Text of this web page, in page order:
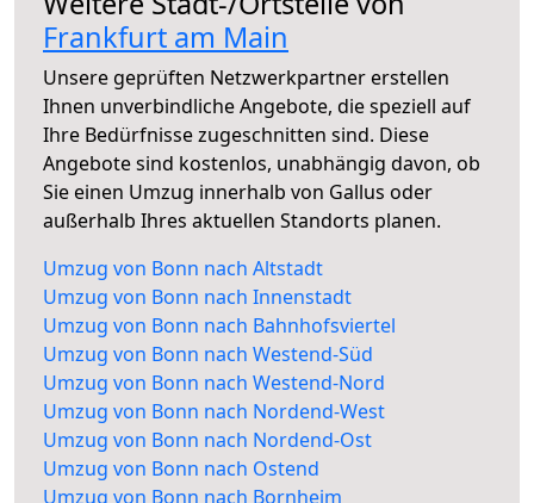
Frankfurt am Main
Unsere geprüften Netzwerkpartner erstellen
Ihnen unverbindliche Angebote, die speziell auf
Ihre Bedürfnisse zugeschnitten sind. Diese
Angebote sind kostenlos, unabhängig davon, ob
Sie einen Umzug innerhalb von Gallus oder
außerhalb Ihres aktuellen Standorts planen.
Umzug von Bonn nach Altstadt
Umzug von Bonn nach Innenstadt
Umzug von Bonn nach Bahnhofsviertel
Umzug von Bonn nach Westend-Süd
Umzug von Bonn nach Westend-Nord
Umzug von Bonn nach Nordend-West
Umzug von Bonn nach Nordend-Ost
Umzug von Bonn nach Ostend
Umzug von Bonn nach Bornheim